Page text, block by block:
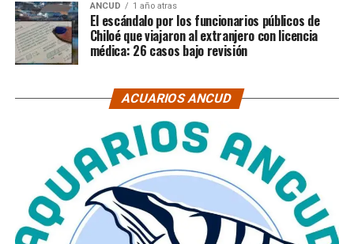
ANCUD 1 año atras
El escándalo por los funcionarios públicos de
Chiloé que viajaron al extranjero con licencia
médica: 26 casos bajo revisión
ACUARIOS ANCUD